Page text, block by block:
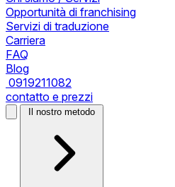
Opportunità di franchising
Servizi di traduzione
Carriera
FAQ
Blog
0919211082
contatto e prezzi
Il nostro metodo